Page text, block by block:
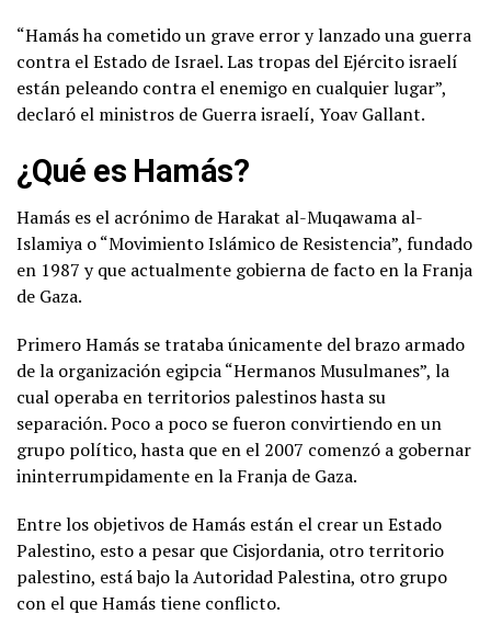
“Hamás ha cometido un grave error y lanzado una guerra
contra el Estado de Israel. Las tropas del Ejército israelí
están peleando contra el enemigo en cualquier lugar”,
declaró el ministros de Guerra israelí, Yoav Gallant.
¿Qué es Hamás?
Hamás es el acrónimo de Harakat al-Muqawama al-
Islamiya o “Movimiento Islámico de Resistencia”, fundado
en 1987 y que actualmente gobierna de facto en la Franja
de Gaza.
Primero Hamás se trataba únicamente del brazo armado
de la organización egipcia “Hermanos Musulmanes”, la
cual operaba en territorios palestinos hasta su
separación. Poco a poco se fueron convirtiendo en un
grupo político, hasta que en el 2007 comenzó a gobernar
ininterrumpidamente en la Franja de Gaza.
Entre los objetivos de Hamás están el crear un Estado
Palestino, esto a pesar que Cisjordania, otro territorio
palestino, está bajo la Autoridad Palestina, otro grupo
con el que Hamás tiene conflicto.